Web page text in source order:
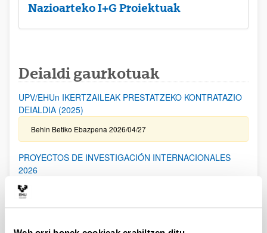
Nazioarteko I+G Proiektuak
Deialdi gaurkotuak
UPV/EHUn IKERTZAILEAK PRESTATZEKO KONTRATAZIO
DEIALDIA (2025)
Behin Betiko Ebazpena 2026/04/27
PROYECTOS DE INVESTIGACIÓN INTERNACIONALES
2026